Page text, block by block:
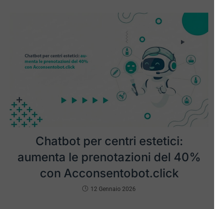
Chatbot per centri estetici:
aumenta le prenotazioni del 40%
con Acconsentobot.click
12 Gennaio 2026